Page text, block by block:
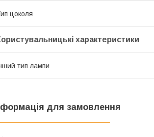
цоколя
характеристики
тип лампи
для замовлення